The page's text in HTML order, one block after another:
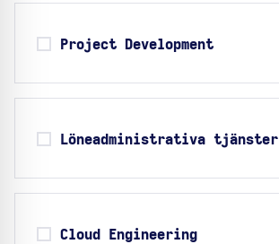
Project Development
Löneadministrativa tjänster
Cloud Engineering